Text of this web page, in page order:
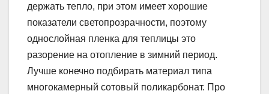
держать тепло, при этом имеет хорошие
показатели светопрозрачности, поэтому
однослойная пленка для теплицы это
разорение на отопление в зимний период.
Лучше конечно подбирать материал типа
многокамерный сотовый поликарбонат. Про